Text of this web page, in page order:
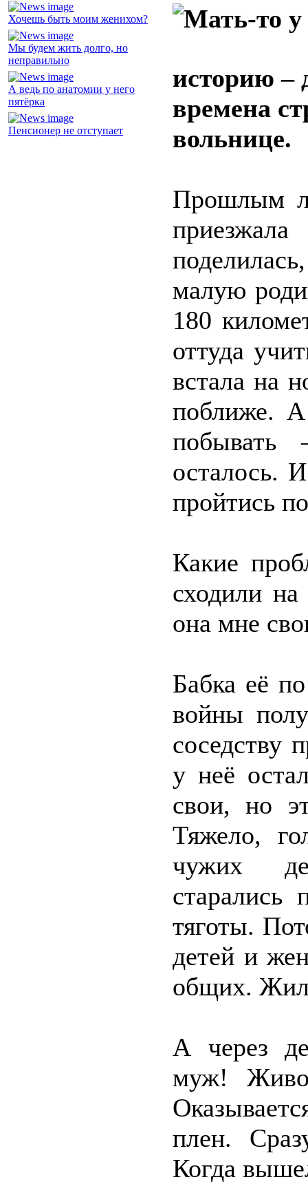
Хочешь быть моим женихом?
Мы будем жить долго, но
неправильно
А ведь по анатомии у него
пятёрка
Пенсионер не отступает
историю –
времена
вольнице.
Прошлым
малую
180
оттуда
встала на
поближе.
осталось.
пройтись
Какие
сходили
она мне
Бабка её
войны
соседству
у неё
свои, но
Тяжело,
чужих
старались
тяготы.
детей и
общих.
А через
муж!
плен.
Когда